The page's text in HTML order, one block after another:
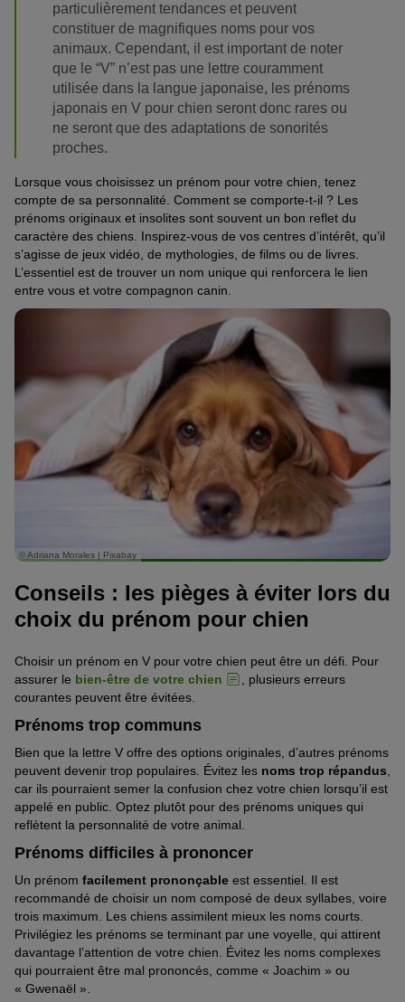
particulièrement tendances et peuvent
constituer de magnifiques noms pour vos
animaux. Cependant, il est important de noter
que le “V” n’est pas une lettre couramment
utilisée dans la langue japonaise, les prénoms
japonais en V pour chien seront donc rares ou
ne seront que des adaptations de sonorités
proches.
Lorsque vous choisissez un prénom pour votre chien, tenez
compte de sa personnalité. Comment se comporte-t-il ? Les
prénoms originaux et insolites sont souvent un bon reflet du
caractère des chiens. Inspirez-vous de vos centres d’intérêt, qu’il
s’agisse de jeux vidéo, de mythologies, de films ou de livres.
L’essentiel est de trouver un nom unique qui renforcera le lien
entre vous et votre compagnon canin.
© Adriana Morales | Pixabay
Conseils : les pièges à éviter lors du
choix du prénom pour chien
Choisir un prénom en V pour votre chien peut être un défi. Pour
assurer le bien-être de votre chien
, plusieurs erreurs
courantes peuvent être évitées.
Prénoms trop communs
Bien que la lettre V offre des options originales, d’autres prénoms
peuvent devenir trop populaires. Évitez les noms trop répandus
car ils pourraient semer la confusion chez votre chien lorsqu’il est
appelé en public. Optez plutôt pour des prénoms uniques qui
reflètent la personnalité de votre animal.
Prénoms difficiles à prononcer
Un prénom facilement prononçable est essentiel. Il est
recommandé de choisir un nom composé de deux syllabes, voire
trois maximum. Les chiens assimilent mieux les noms courts.
Privilégiez les prénoms se terminant par une voyelle, qui attirent
davantage l’attention de votre chien. Évitez les noms complexes
qui pourraient être mal prononcés, comme « Joachim » ou
« Gwenaël ».